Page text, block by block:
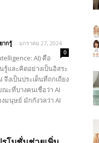
ากรู้ - มกราคม 27, 2024
0
AI) คือ
และคิดอย่างเป็นอิสระ
งเป็นประเด็นที่ถกเถียง
ะที่บางคนเชื่อว่า AI
มนุษย์ มักกังวลว่า AI